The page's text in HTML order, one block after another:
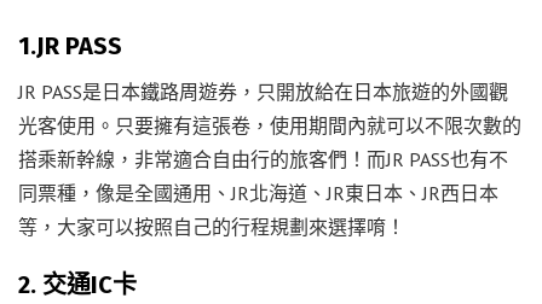
1.JR PASS
JR PASS是日本鐵路周遊券，只開放給在日本旅遊的外國觀
光客使用。只要擁有這張卷，使用期間內就可以不限次數的
搭乘新幹線，非常適合自由行的旅客們！而JR PASS也有不
同票種，像是全國通用、JR北海道、JR東日本、JR西日本
等，大家可以按照自己的行程規劃來選擇唷！
2. 交通IC卡